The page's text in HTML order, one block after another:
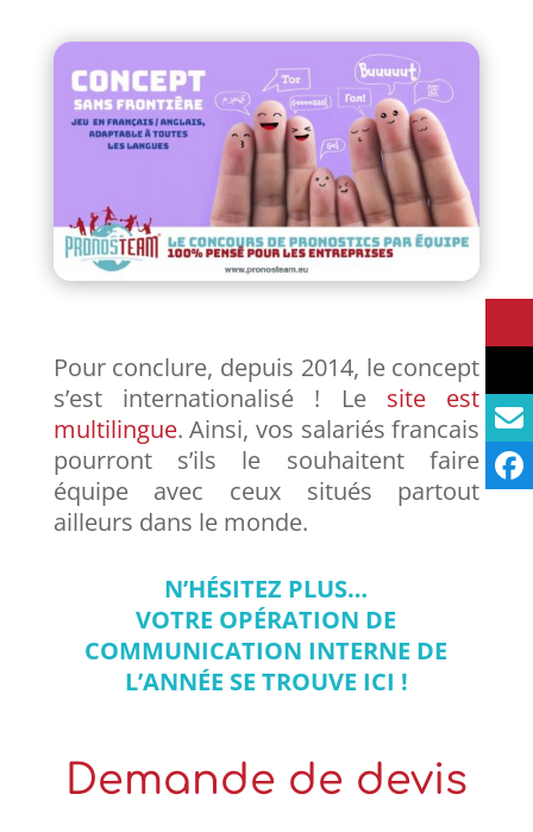
Pour conclure, depuis 2014, le concept
s’est internationalisé ! Le site est
multilingue. Ainsi, vos salariés francais
pourront s’ils le souhaitent faire
équipe avec ceux situés partout
ailleurs dans le monde.
N’HÉSITEZ PLUS…
VOTRE OPÉRATION DE
COMMUNICATION INTERNE DE
L’ANNÉE SE TROUVE ICI !
Demande de devis